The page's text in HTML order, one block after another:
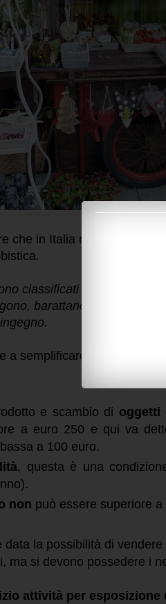
che in Italia non esiste una
classificati genericamente
barattano in modo
a semplificare dicendo che
e scambio di oggetti
a euro 250 e qui va
a 100 euro.
, questa è una
non può essere superiore a
data la possibilità di
ma si devono possedere i
attività per esposizione